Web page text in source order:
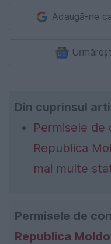
Adaugă-ne
Din cuprinsul
Permisele
Republica
mai multe
Permisele de
Republica